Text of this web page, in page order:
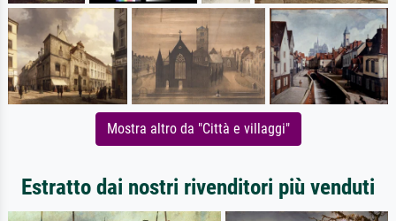
Mostra altro da "Città e villaggi"
Estratto dai nostri rivenditori più venduti